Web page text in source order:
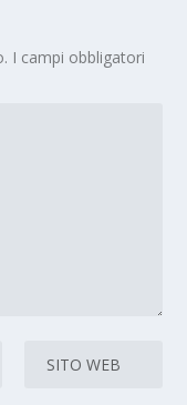
I campi obbligatori